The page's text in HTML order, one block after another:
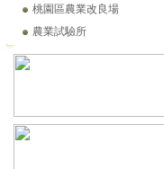
桃園區農業改良場
農業試驗所